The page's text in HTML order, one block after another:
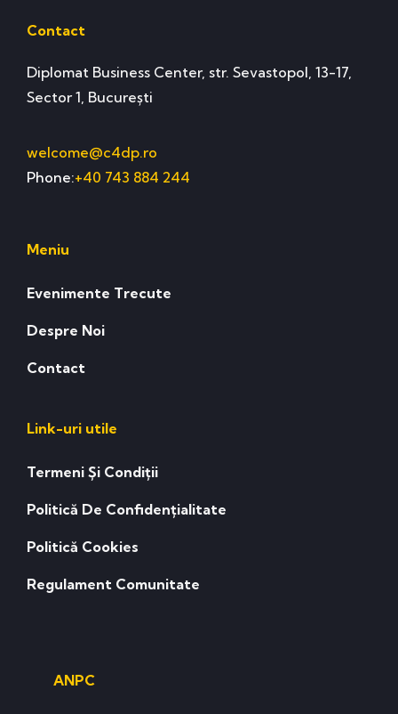
Contact
Diplomat Business Center, str. Sevastopol, 13-17,
Sector 1, București
welcome@c4dp.ro
Phone:+40 743 884 244
Meniu
Evenimente Trecute
Despre Noi
Contact
Link-uri utile
Termeni Și Condiții
Politică De Confidențialitate
Politică Cookies
Regulament Comunitate
ANPC